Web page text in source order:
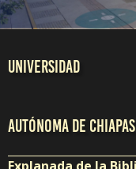
UNIVERSIDAD
AUTÓNOMA DE CHIAPAS